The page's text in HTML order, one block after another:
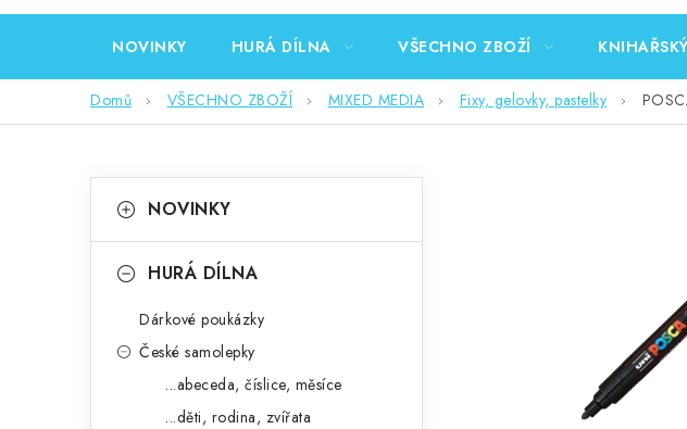
NOVINKY HURÁ DÍLNA VŠECHNO ZBOŽÍ
Domů VŠECHNO ZBOŽÍ MIXED MEDIA Fixy, gelovky, pastelky
okategorie
a
NOVINKY
HURÁ DÍLNA
Dárkové poukázky
České samolepky
...abeceda, číslice, měsíce
...děti, rodina, zvířata